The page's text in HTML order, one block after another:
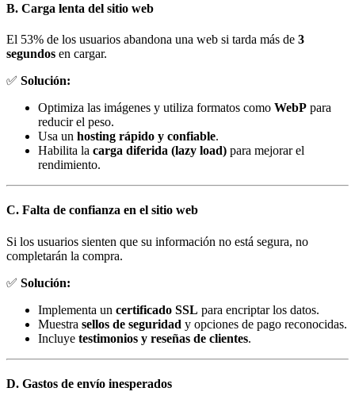
B. Carga lenta del sitio web
El 53% de los usuarios abandona una web si tarda más de 3
segundos en cargar.
✅ Solución:
Optimiza las imágenes y utiliza formatos como WebP para
reducir el peso.
Usa un hosting rápido y confiable.
Habilita la carga diferida (lazy load) para mejorar el
rendimiento.
C. Falta de confianza en el sitio web
Si los usuarios sienten que su información no está segura, no
completarán la compra.
✅ Solución:
Implementa un certificado SSL para encriptar los datos.
Muestra sellos de seguridad y opciones de pago reconocidas.
Incluye testimonios y reseñas de clientes.
D. Gastos de envío inesperados